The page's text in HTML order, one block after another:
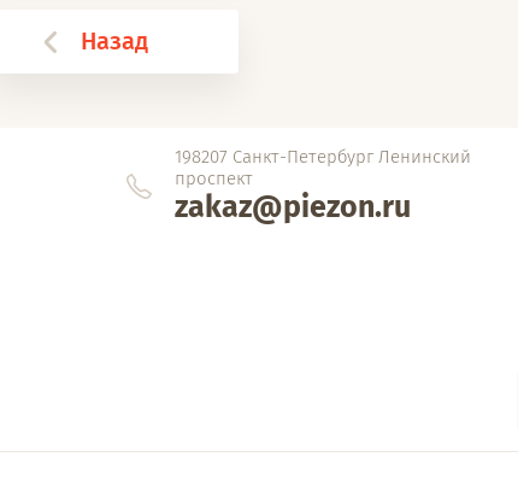
Назад
198207 Санкт-Петербург Ленинский
проспект
zakaz@piezon.ru